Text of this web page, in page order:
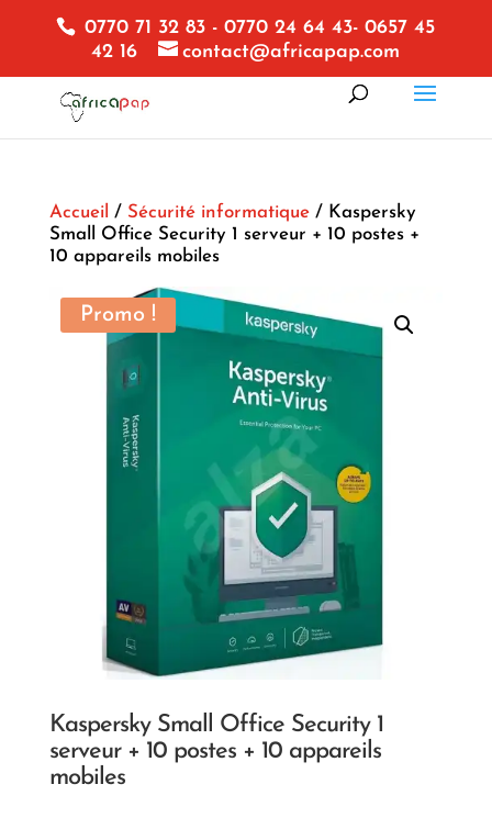
0770 71 32 83 - 0770 24 64 43- 0657 45
42 16
contact@africapap.com
Accueil / Sécurité informatique/ Kaspersky
Small Office Security 1 serveur + 10 postes +
10 appareils mobiles
Promo !
Kaspersky Small Office Security 1
serveur + 10 postes + 10 appareils
mobiles